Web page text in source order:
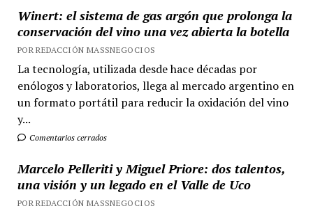
Winert: el sistema de gas argón que prolonga la
conservación del vino una vez abierta la botella
POR REDACCIÓN MASSNEGOCIOS
La tecnología, utilizada desde hace décadas por
enólogos y laboratorios, llega al mercado argentino en
un formato portátil para reducir la oxidación del vino
y...
Comentarios cerrados
Marcelo Pelleriti y Miguel Priore: dos talentos,
una visión y un legado en el Valle de Uco
POR REDACCIÓN MASSNEGOCIOS